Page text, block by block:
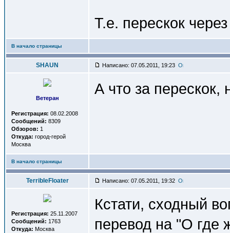
Т.е. перескок
В начало страницы
SHAUN Написано: 07.05.2011, 19:23
Ветеран
Регистрация: 08.02.2008
Сообщений: 8309
Обзоров: 1
Откуда: город-герой
Москва
А что за перескок,
В начало страницы
TerribleFloater Написано: 07.05.2011, 19:32
Регистрация: 25.11.2007
Сообщений: 1763
Откуда: Москва
Кстати, сходный
перевод на "О где